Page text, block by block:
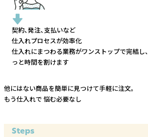
契約、発注、支払いなど
仕入れプロセスが効率化
仕入れにまつわる業務がワンストップで完結し、
っと時間を割けます
他にはない商品を簡単に見つけて手軽に注文。
もう仕入れで 悩む必要なし
Steps